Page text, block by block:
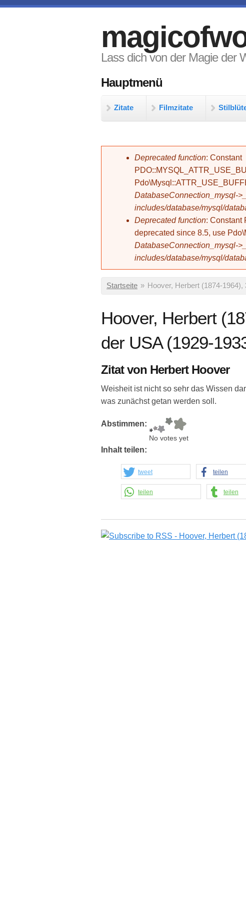
Lass dich von der Magie der
Hauptmenü
Zitate Filmzitate
Fehlermeldung
Deprecated function: Constant
DatabaseConnection_mysql-
includes/database/mysql/
Deprecated function: Constant
deprecated since 8.5, use
DatabaseConnection_mysql-
includes/database/mysql/
Sie sind hier
Startseite » Hoover, Herbert (1874-
Hoover, Herbert
der USA (1929-
Zitat von Herbert Hoover
Weisheit ist nicht so sehr das Wissen
was zunächst getan werden soll.
Abstimmen:
No votes yet
Inhalt teilen:
tweet teilen
teilen teilen